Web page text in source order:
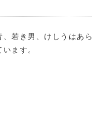
、若き男、けしうはあら
ます。